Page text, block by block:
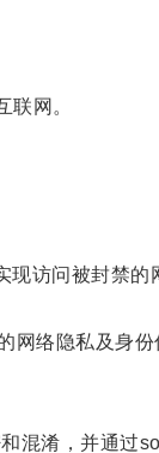
网。
访问被封禁的
络隐私及身份
淆，并通过